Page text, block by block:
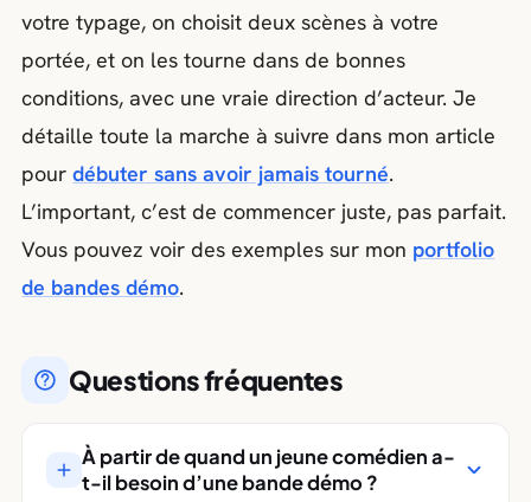
votre typage, on choisit deux scènes à votre
portée, et on les tourne dans de bonnes
conditions, avec une vraie direction d’acteur. Je
détaille toute la marche à suivre dans mon article
pourdébuter sans avoir jamais tourné.
L’important, c’est de commencer juste, pas parfait.
Vous pouvez voir des exemples sur mon portfolio
de bandes démo.
Questions fréquentes
À partir de quand un jeune comédien a-
t-il besoin d’une bande démo ?